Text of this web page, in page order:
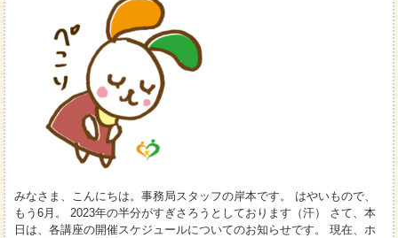
みなさま、こんにちは。事務局スタッフの岸本です。 はやいもので、
もう6月。 2023年の半分がすぎさろうとしております（汗） さて、本
日は、各講座の開催スケジュールについてのお知らせです。 現在、ホ